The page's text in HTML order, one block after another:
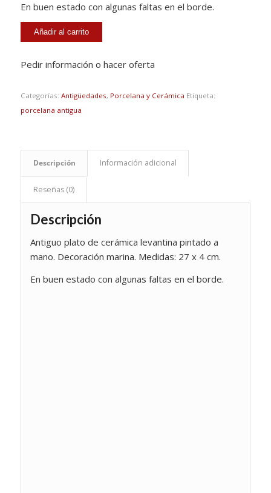
En buen estado con algunas faltas en el borde.
Añadir al carrito
Pedir información o hacer oferta
Categorías: Antigüedades, Porcelana y Cerámica Etiqueta:
porcelana antigua
Descripción Información adicional
Reseñas (0)
Descripción
Antiguo plato de cerámica levantina pintado a
mano. Decoración marina. Medidas: 27 x 4 cm.
En buen estado con algunas faltas en el borde.